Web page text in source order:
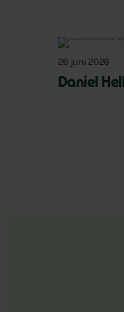
26 juni 2026
Daniel